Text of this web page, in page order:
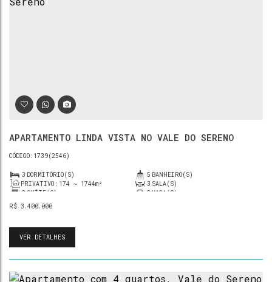
APARTAMENTO LINDA VISTA NO VALE DO SERENO
R$ 3.400.000
1739(2546)
3 DORMITÓRIO(S) 5 BANHEIRO(S)
PRIVATIVO: 174 ~ 1744m² 3 SALA(S)
3 SUÍTE(S) 3 VAGA(S)
VER DETALHES